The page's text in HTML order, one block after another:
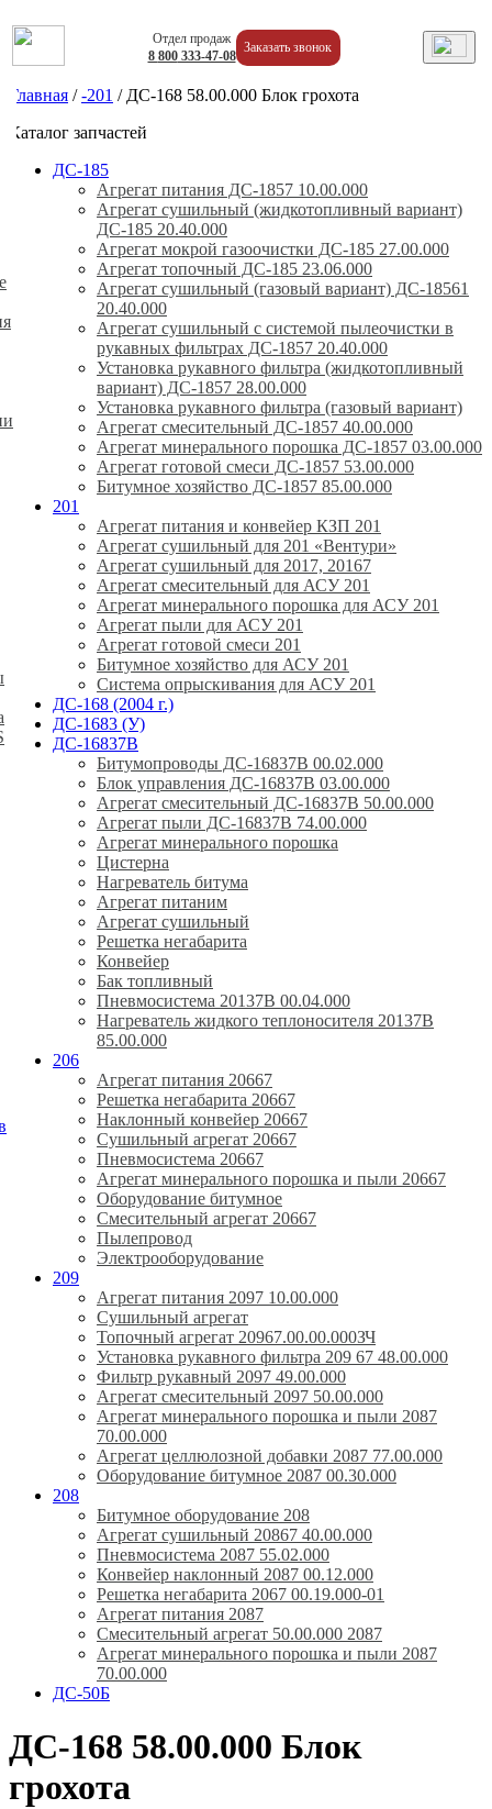
Заказать звонок
Отдел продаж
8 800333-47-08
Главная /-201 / ДС-168 58.00.000 Блок грохота
Каталог запчастей
ДС-185
Агрегат питания ДС-1857 10.00.000
Агрегат сушильный (жидкотопливный вариант)
ДС-185 20.40.000
Агрегат мокрой газоочистки ДС-185 27.00.000
Агрегат топочный ДС-185 23.06.000
Агрегат сушильный (газовый вариант) ДС-18561
20.40.000
Агрегат сушильный с системой пылеочистки в
рукавных фильтрах ДС-1857 20.40.000
Установка рукавного фильтра (жидкотопливный
вариант) ДС-1857 28.00.000
Установка рукавного фильтра (газовый вариант)
Агрегат смесительный ДС-1857 40.00.000
Агрегат минерального порошка ДС-1857 03.00.000
Агрегат готовой смеси ДС-1857 53.00.000
Битумное хозяйство ДС-1857 85.00.000
201
Агрегат питания и конвейер КЗП 201
Агрегат сушильный для 201 «Вентури»
Агрегат сушильный для 2017, 20167
Агрегат смесительный для АСУ 201
Агрегат минерального порошка для АСУ 201
Агрегат пыли для АСУ 201
Агрегат готовой смеси 201
Битумное хозяйство для АСУ 201
Система опрыскивания для АСУ 201
ДС-168 (2004 г.)
ДС-1683 (У)
ДС-16837В
Битумопроводы ДС-16837В 00.02.000
Блок управления ДС-16837В 03.00.000
Агрегат смесительный ДС-16837В 50.00.000
Агрегат пыли ДС-16837В 74.00.000
Агрегат минерального порошка
Цистерна
Нагреватель битума
Агрегат питаним
Агрегат сушильный
Решетка негабарита
Конвейер
Бак топливный
Пневмосистема 20137В 00.04.000
Нагреватель жидкого теплоносителя 20137В
85.00.000
206
Агрегат питания 20667
Решетка негабарита 20667
Наклонный конвейер 20667
Сушильный агрегат 20667
Пневмосистема 20667
Агрегат минерального порошка и пыли 20667
Оборудование битумное
Смесительный агрегат 20667
Пылепровод
Электрооборудование
209
Агрегат питания 2097 10.00.000
Сушильный агрегат
Топочный агрегат 20967.00.00.000ЗЧ
Установка рукавного фильтра 209 67 48.00.000
Фильтр рукавный 2097 49.00.000
Агрегат смесительный 2097 50.00.000
Агрегат минерального порошка и пыли 2087
70.00.000
Агрегат целлюлозной добавки 2087 77.00.000
Оборудование битумное 2087 00.30.000
208
Битумное оборудование 208
Агрегат сушильный 20867 40.00.000
Пневмосистема 2087 55.02.000
Конвейер наклонный 2087 00.12.000
Решетка негабарита 2067 00.19.000-01
Агрегат питания 2087
Смесительный агрегат 50.00.000 2087
Агрегат минерального порошка и пыли 2087
70.00.000
ДС-50Б
ДС-168 58.00.000 Блок
грохота